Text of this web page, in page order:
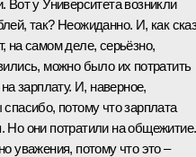
Вот у Университета возникли
так? Неожиданно. И, как
на самом деле, серьёзно,
можно было их потратить
зарплату. И, наверное,
потому что зарплата
Но они потратили на общежитие.
уважения, потому что это –